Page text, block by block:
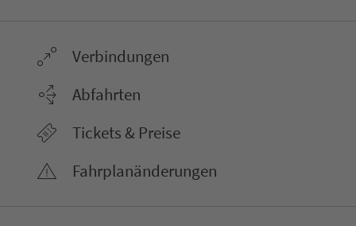
Ver­bin­dungen
Abfahrten
Tickets & Preise
Fahr­plan­ände­rungen